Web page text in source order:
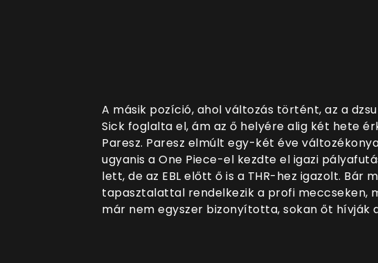
A másik pozíció, ahol változás történt, az a
Sick foglalta el, ám az ő helyére alig két hete
Paresz. Paresz elmúlt egy-két éve
ugyanis a One Piece-el kezdte el igazi
lett, de az EBL előtt ő is a THR-hez igazolt. Bár
tapasztalattal rendelkezik a profi meccseken,
már nem egyszer bizonyította, sokan őt hívják